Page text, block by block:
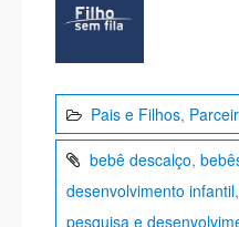
Pais e Filhos,
bebê descalço,
desenvolvimento infantil,
pesquisa e